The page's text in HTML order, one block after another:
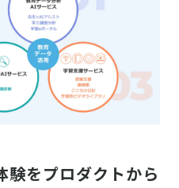
験をプロダクトから